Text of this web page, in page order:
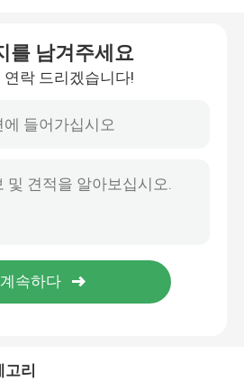
를 남겨주세요
연락 드리겠습니다!
고리